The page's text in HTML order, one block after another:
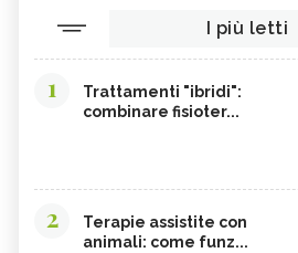
I più letti
1
Trattamenti "ibridi":
combinare fisioter...
2
Terapie assistite con
animali: come funz...